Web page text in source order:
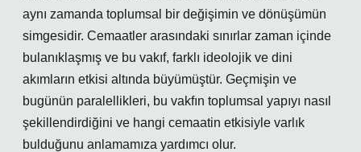
aynı zamanda toplumsal bir değişimin ve dönüşümün
simgesidir. Cemaatler arasındaki sınırlar zaman içinde
bulanıklaşmış ve bu vakıf, farklı ideolojik ve dini
akımların etkisi altında büyümüştür. Geçmişin ve
bugünün paralellikleri, bu vakfın toplumsal yapıyı nasıl
şekillendirdiğini ve hangi cemaatin etkisiyle varlık
bulduğunu anlamamıza yardımcı olur.